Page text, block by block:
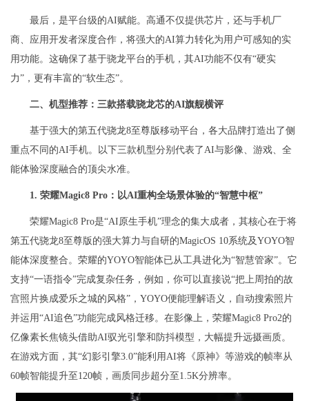
最后，是平台级的AI赋能。高通不仅提供芯片，还与手机厂
商、应用开发者深度合作，将强大的AI算力转化为用户可感知的实
用功能。这确保了基于骁龙平台的手机，其AI功能不仅有“硬实
力”，更有丰富的“软生态”。
二、机型推荐：三款搭载骁龙芯的AI旗舰横评
基于强大的第五代骁龙8至尊版移动平台，各大品牌打造出了侧
重点不同的AI手机。以下三款机型分别代表了AI与影像、游戏、全
能体验深度融合的顶尖水准。
1. 荣耀Magic8 Pro：以AI重构全场景体验的“智慧中枢”
荣耀Magic8 Pro是“AI原生手机”理念的集大成者，其核心在于将
第五代骁龙8至尊版的强大算力与自研的MagicOS 10系统及YOYO智
能体深度整合。荣耀的YOYO智能体已从工具进化为“智慧管家”。它
支持“一语指令”完成复杂任务，例如，你可以直接说“把上周拍的故
宫照片换成爱乐之城的风格”，YOYO便能理解语义，自动搜索照片
并运用“AI追色”功能完成风格迁移。在影像上，荣耀Magic8 Pro2的
亿像素长焦镜头借助AI驭光引擎和防抖模型，大幅提升远摄画质。
在游戏方面，其“幻影引擎3.0”能利用AI将《原神》等游戏的帧率从
60帧智能提升至120帧，画质同步超分至1.5K分辨率。